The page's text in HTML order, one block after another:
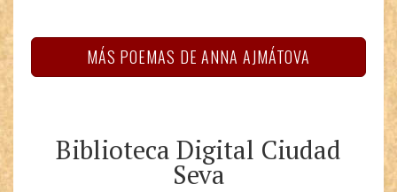
MÁS POEMAS DE ANNA AJMÁTOVA
Biblioteca Digital Ciudad
Seva